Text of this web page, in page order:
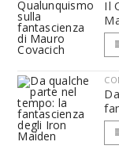
Il